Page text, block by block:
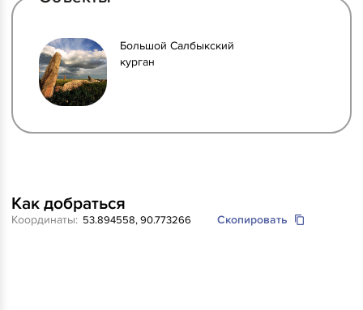
Большой Салбыкский
курган
Координаты: Скопировать
Как добраться